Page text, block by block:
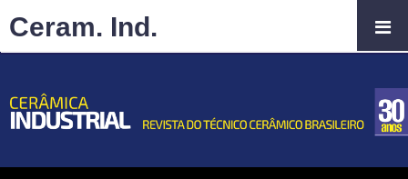
Ceram. Ind.